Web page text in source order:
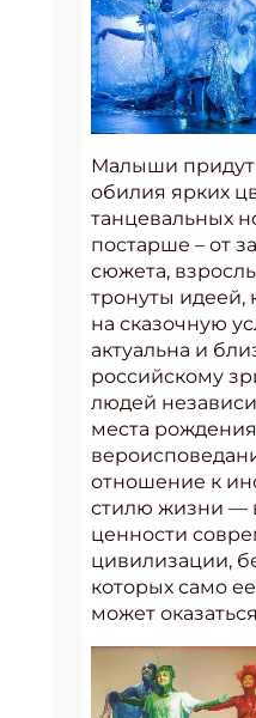
Малыши придут
обилия ярких
танцевальных
постарше – от
сюжета,
тронуты идеей,
на сказочную
актуальна и
российскому
людей
места
отношение к
стилю жизни —
ценности
цивилизации,
которых само
может